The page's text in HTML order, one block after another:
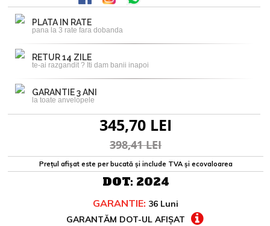
PLATA IN RATE
pana la 3 rate fara dobanda
RETUR 14 ZILE
te-ai razgandit ? Iti dam banii inapoi
GARANTIE 3 ANI
la toate anvelopele
345,70 LEI
398,41 LEI
Prețul afișat este per bucată și include TVA și ecovaloarea
DOT: 2024
GARANTIE: 36 Luni
GARANTĂM DOT-UL AFIȘAT